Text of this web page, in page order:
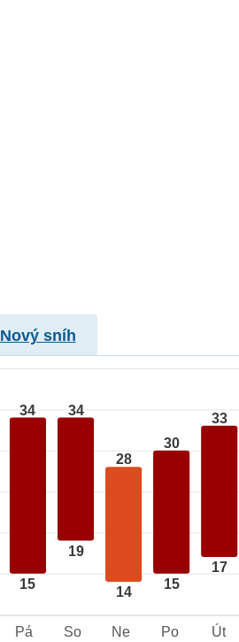
Nový sníh
34
15
34
19
28
14
30
15
33
17
Pá So Ne Po Út